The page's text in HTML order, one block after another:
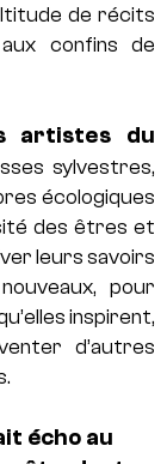
de récits
confins de
artistes du
sylvestres,
écologiques
des êtres et
leurs savoirs
pour
inspirent,
d’autres
écho au